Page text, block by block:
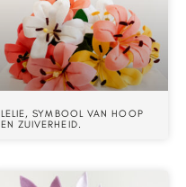
LELIE, SYMBOOL VAN HOOP
EN ZUIVERHEID.